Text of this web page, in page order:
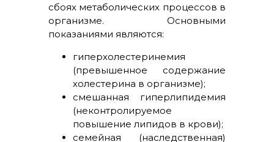
сбоях метаболических процессов в
организме. Основными
показаниями являются:
гиперхолестеринемия
(превышенное содержание
холестерина в организме);
смешанная гиперлипидемия
(неконтролируемое
повышение липидов в крови);
семейная (наследственная)